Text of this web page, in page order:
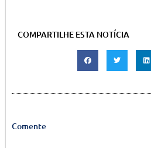
COMPARTILHE ESTA NOTÍCIA
Comente